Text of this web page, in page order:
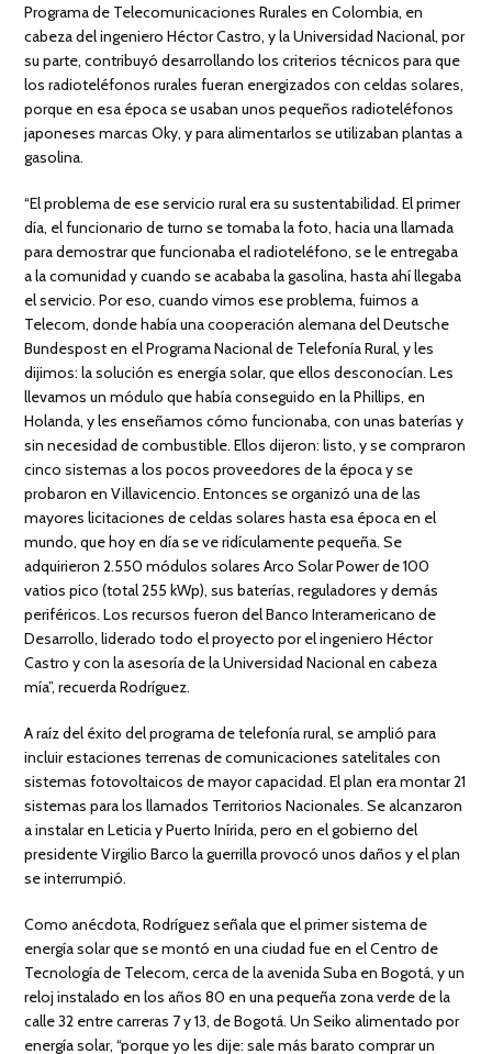
Programa de Telecomunicaciones Rurales en Colombia, en
cabeza del ingeniero Héctor Castro, y la Universidad Nacional, por
su parte, contribuyó desarrollando los criterios técnicos para que
los radioteléfonos rurales fueran energizados con celdas solares,
porque en esa época se usaban unos pequeños radioteléfonos
japoneses marcas Oky, y para alimentarlos se utilizaban plantas a
gasolina.
“El problema de ese servicio rural era su sustentabilidad. El primer
día, el funcionario de turno se tomaba la foto, hacia una llamada
para demostrar que funcionaba el radioteléfono, se le entregaba
a la comunidad y cuando se acababa la gasolina, hasta ahí llegaba
el servicio. Por eso, cuando vimos ese problema, fuimos a
Telecom, donde había una cooperación alemana del Deutsche
Bundespost en el Programa Nacional de Telefonía Rural, y les
dijimos: la solución es energía solar, que ellos desconocían. Les
llevamos un módulo que había conseguido en la Phillips, en
Holanda, y les enseñamos cómo funcionaba, con unas baterías y
sin necesidad de combustible. Ellos dijeron: listo, y se compraron
cinco sistemas a los pocos proveedores de la época y se
probaron en Villavicencio. Entonces se organizó una de las
mayores licitaciones de celdas solares hasta esa época en el
mundo, que hoy en día se ve ridículamente pequeña. Se
adquirieron 2.550 módulos solares Arco Solar Power de 100
vatios pico (total 255 kWp), sus baterías, reguladores y demás
periféricos. Los recursos fueron del Banco Interamericano de
Desarrollo, liderado todo el proyecto por el ingeniero Héctor
Castro y con la asesoría de la Universidad Nacional en cabeza
mía”, recuerda Rodríguez.
A raíz del éxito del programa de telefonía rural, se amplió para
incluir estaciones terrenas de comunicaciones satelitales con
sistemas fotovoltaicos de mayor capacidad. El plan era montar 21
sistemas para los llamados Territorios Nacionales. Se alcanzaron
a instalar en Leticia y Puerto Inírida, pero en el gobierno del
presidente Virgilio Barco la guerrilla provocó unos daños y el plan
se interrumpió.
Como anécdota, Rodríguez señala que el primer sistema de
energía solar que se montó en una ciudad fue en el Centro de
Tecnología de Telecom, cerca de la avenida Suba en Bogotá, y un
reloj instalado en los años 80 en una pequeña zona verde de la
calle 32 entre carreras 7 y 13, de Bogotá. Un Seiko alimentado por
energía solar, “porque yo les dije: sale más barato comprar un